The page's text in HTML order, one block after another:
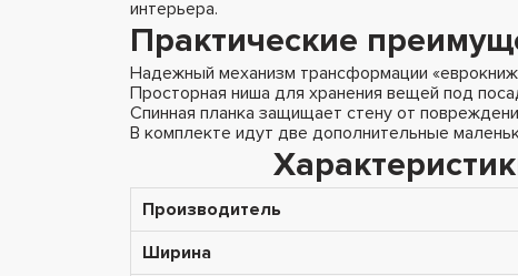
интерьера.
Практические
Надежный механизм трансформации
Просторная ниша для хранения вещей под
Спинная планка защищает стену от
В комплекте идут две дополнительные
Производитель
Ширина